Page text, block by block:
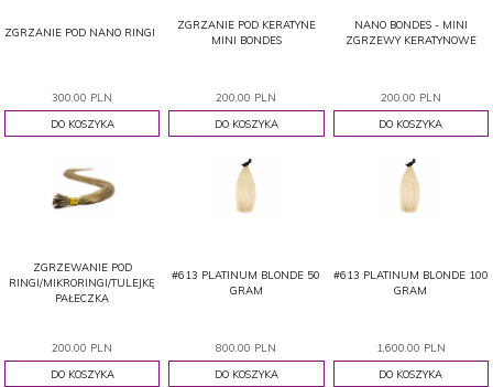
ZGRZANIE POD NANO RINGI
300.00 PLN
DO KOSZYKA
ZGRZANIE POD KERATYNE
MINI BONDES
200.00 PLN
DO KOSZYKA
NANO BONDES - MINI
ZGRZEWY KERATYNOWE
200.00 PLN
DO KOSZYKA
ZGRZEWANIE POD
RINGI/MIKRORINGI/TULEJKĘ
PAŁECZKA
200.00 PLN
DO KOSZYKA
#613 PLATINUM BLONDE 50
GRAM
800.00 PLN
DO KOSZYKA
#613 PLATINUM BLONDE 100
GRAM
1,600.00 PLN
DO KOSZYKA